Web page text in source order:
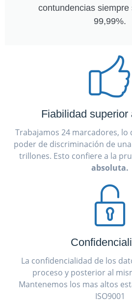
contundencias siempre
99,99%.
Fiabilidad superior
Trabajamos 24 marcadores,
poder de discriminación de
trillones. Esto confiere a la
absoluta.
La confidencialidad de los
proceso y posterior al
Mantenemos los mas altos
ISO9001